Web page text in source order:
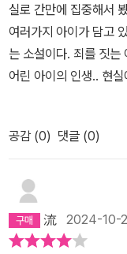
실로 간만에 집중해서
여러가지 아이가 담고
는 소설이다. 죄를 짓는
어린 아이의 인생.. 현
것 같다.인간의 시기심
은 언제쯤이면 한 인간
을 다 먹고 나니 에스프
다.
공감 (0) 댓글 (0)
流 2024-10-